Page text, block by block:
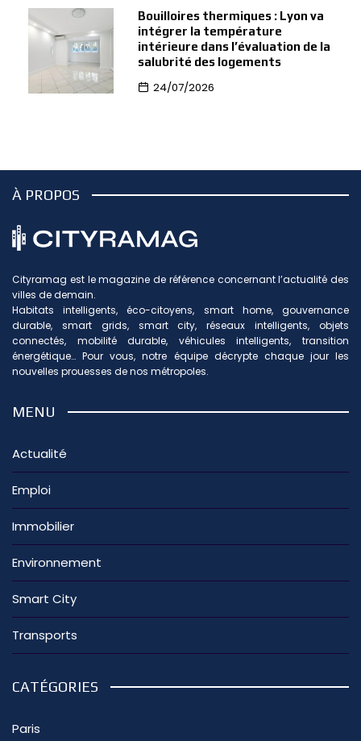
Bouilloires thermiques : Lyon va
intégrer la température
intérieure dans l’évaluation de la
salubrité des logements
24/07/2026
À PROPOS
Cityramag est le magazine de référence concernant l’actualité des
villes de demain.
Habitats intelligents, éco-citoyens, smart home, gouvernance
durable, smart grids, smart city, réseaux intelligents, objets
connectés, mobilité durable, véhicules intelligents, transition
énergétique… Pour vous, notre équipe décrypte chaque jour les
nouvelles prouesses de nos métropoles.
MENU
Actualité
Emploi
Immobilier
Environnement
Smart City
Transports
CATÉGORIES
Paris